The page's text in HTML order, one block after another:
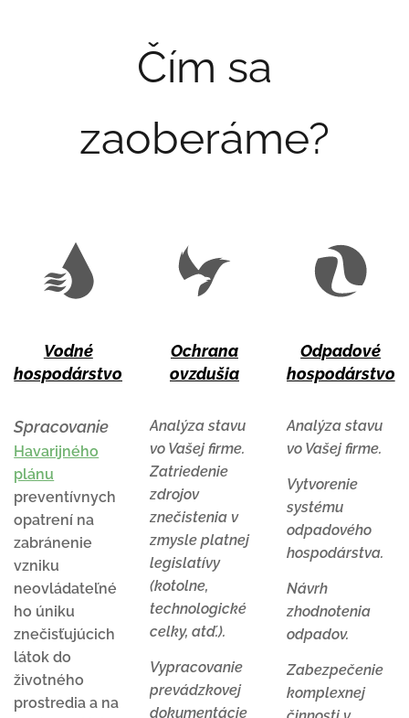
Čím sa
zaoberáme?
Vodné
hospodárstvo
Spracovanie
Havarijného
plánu
preventívnych
opatrení na
zabránenie
vzniku
neovládateľné
ho úniku
znečisťujúcich
látok do
životného
prostredia a na
Ochrana
ovzdušia
Analýza stavu
vo Vašej firme.
Zatriedenie
zdrojov
znečistenia v
zmysle platnej
legislatívy
(kotolne,
technologické
celky, atď.).
Vypracovanie
prevádzkovej
dokumentácie
Odpadové
hospodárstvo
Analýza stavu
vo Vašej firme.
Vytvorenie
systému
odpadového
hospodárstva.
Návrh
zhodnotenia
odpadov.
Zabezpečenie
komplexnej